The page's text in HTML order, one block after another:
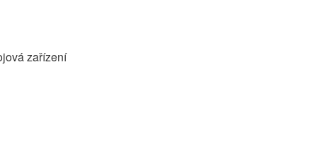
zařízení